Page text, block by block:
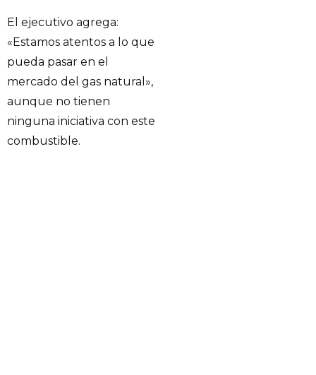
El ejecutivo agrega:
«Estamos atentos a lo que
pueda pasar en el
mercado del gas natural»,
aunque no tienen
ninguna iniciativa con este
combustible.